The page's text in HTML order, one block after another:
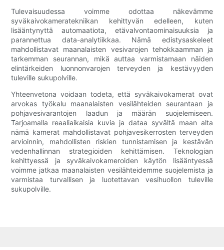
Tulevaisuudessa voimme odottaa näkevämme
syväkaivokameratekniikan kehittyvän edelleen, kuten
lisääntynyttä automaatiota, etävalvontaominaisuuksia ja
parannettua data-analytiikkaa. Nämä edistysaskeleet
mahdollistavat maanalaisten vesivarojen tehokkaamman ja
tarkemman seurannan, mikä auttaa varmistamaan näiden
elintärkeiden luonnonvarojen terveyden ja kestävyyden
tuleville sukupolville.
Yhteenvetona voidaan todeta, että syväkaivokamerat ovat
arvokas työkalu maanalaisten vesilähteiden seurantaan ja
pohjavesivarantojen laadun ja määrän suojelemiseen.
Tarjoamalla reaaliaikaisia ​​kuvia ja dataa syvältä maan alta
nämä kamerat mahdollistavat pohjavesikerrosten terveyden
arvioinnin, mahdollisten riskien tunnistamisen ja kestävän
vedenhallinnan strategioiden kehittämisen. Teknologian
kehittyessä ja syväkaivokameroiden käytön lisääntyessä
voimme jatkaa maanalaisten vesilähteidemme suojelemista ja
varmistaa turvallisen ja luotettavan vesihuollon tuleville
sukupolville.